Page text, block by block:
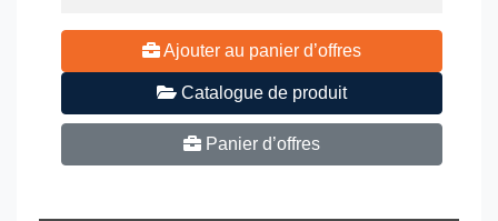
Ajouter au panier d’offres
Catalogue de produit
Panier d’offres